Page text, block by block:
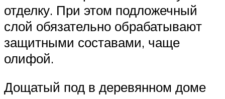
отделку. При этом подложечный
слой обязательно обрабатывают
защитными составами, чаще
олифой.
Дощатый под в деревянном доме